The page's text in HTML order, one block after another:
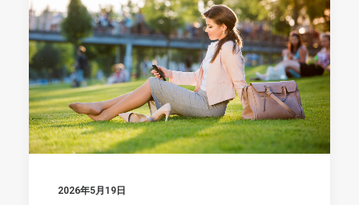
2026年5月19日